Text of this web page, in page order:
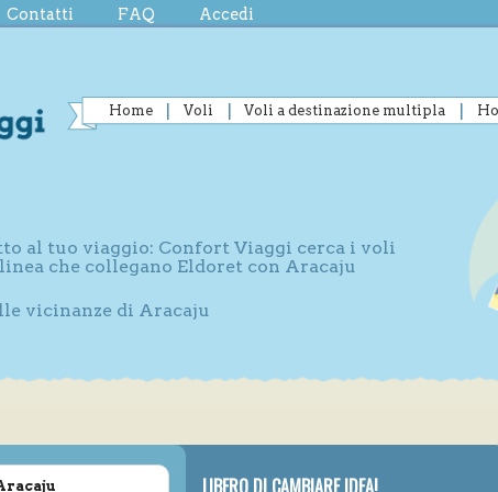
Contatti FAQ Accedi
Home Voli Voli a destinazione multipla
al tuo viaggio: Confort Viaggi cerca i voli
che collegano Eldoret con Aracaju
vicinanze di Aracaju
LIBERO DI CAMBIARE IDEA!